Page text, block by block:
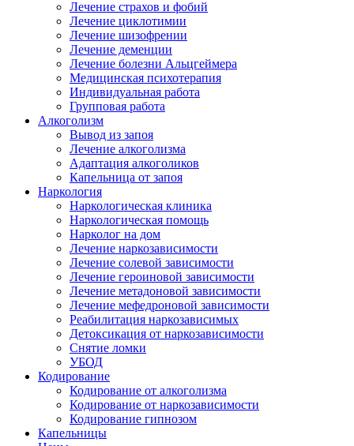
Лечение страхов и фобий
Лечение циклотимии
Лечение шизофрении
Лечение деменции
Лечение болезни Альцгеймера
Медицинская психотерапия
Индивидуальная работа
Групповая работа
Алкоголизм
Вывод из запоя
Лечение алкоголизма
Адаптация алкоголиков
Капельница от запоя
Наркология
Наркологическая клиника
Наркологическая помощь
Нарколог на дом
Лечение наркозависимости
Лечение солевой зависимости
Лечение героиновой зависимости
Лечение метадоновой зависимости
Лечение мефедроновой зависимости
Реабилитация наркозависимых
Детоксикация от наркозависимости
Снятие ломки
УБОД
Кодирование
Кодирование от алкоголизма
Кодирование от наркозависимости
Кодирование гипнозом
Капельницы